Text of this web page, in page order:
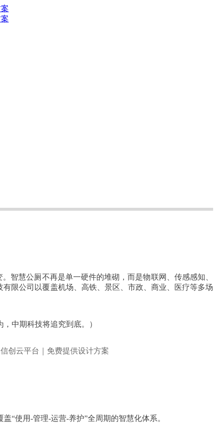
智慧公厕不再是单一硬件的堆砌，而是物联网、传感感知、
限公司以覆盖机场、高铁、景区、市政、商业、医疗等多场
中期科技将追究到底。）
“使用-管理-运营-养护”全周期的智慧化体系。